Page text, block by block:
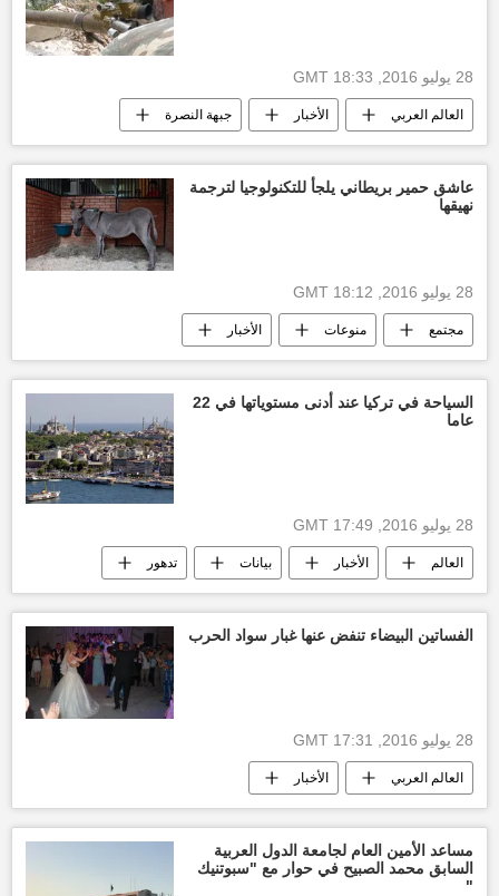
28 يوليو 2016, 18:33 GMT
العالم العربي الأخبار جبهة النصرة
عاشق حمير بريطاني يلجأ للتكنولوجيا لترجمة
نهيقها
28 يوليو 2016, 18:12 GMT
مجتمع منوعات الأخبار
ريل دومنكيز ترجمة نهيق الحمير
تكنولوجيا
السياحة في تركيا عند أدنى مستوياتها في 22
عاما
28 يوليو 2016, 17:49 GMT
العالم الأخبار بيانات تدهور
اقتصاد أخبار تركيا اليوم
الفساتين البيضاء تنفض عنها غبار سواد الحرب
28 يوليو 2016, 17:31 GMT
العالم العربي الأخبار
مساعد الأمين العام لجامعة الدول العربية
السابق محمد الصبيح في حوار مع "سبوتنيك
"